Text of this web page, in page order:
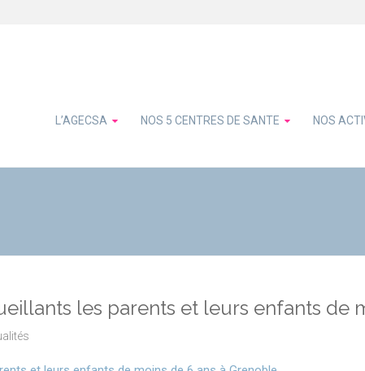
L’AGECSA NOS 5 CENTRES DE SANTE NOS
les parents et leurs enfants de